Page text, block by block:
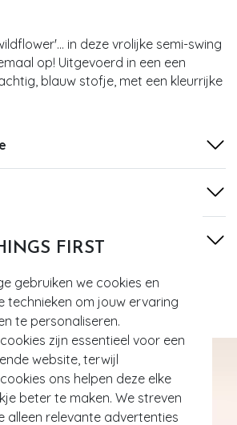
FIRST
gebruiken we cookies en
technieken om jouw ervaring
te personaliseren.
zijn essentieel voor een
website, terwijl
ons helpen deze elke
beter te maken. We streven
alleen relevante advertenties
in deze vrolijke semi-swing
op! Uitgevoerd in een een
blauw stofje, met een kleurrijke